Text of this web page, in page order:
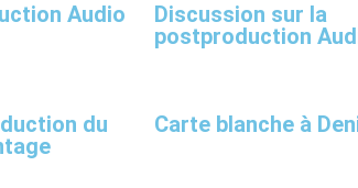
Audio
Discussion sur la
postproduction
du
Carte blanche à